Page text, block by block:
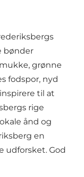
bønder
grønne
fodspor, nyd
til at
rige
ånd og
en
udforsket. God